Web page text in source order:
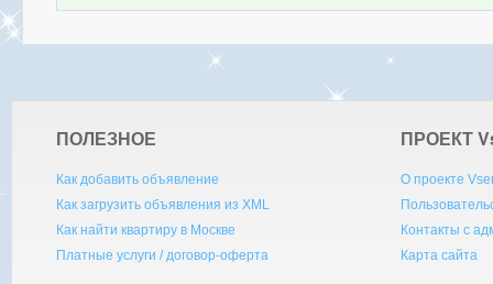
ПОЛЕЗНОЕ
Как добавить объявление
Как загрузить объявления из XML
Как найти квартиру в Москве
Платные услуги / договор-оферта
ПРОЕКТ V
О проекте
Контакты с
Карта сайта